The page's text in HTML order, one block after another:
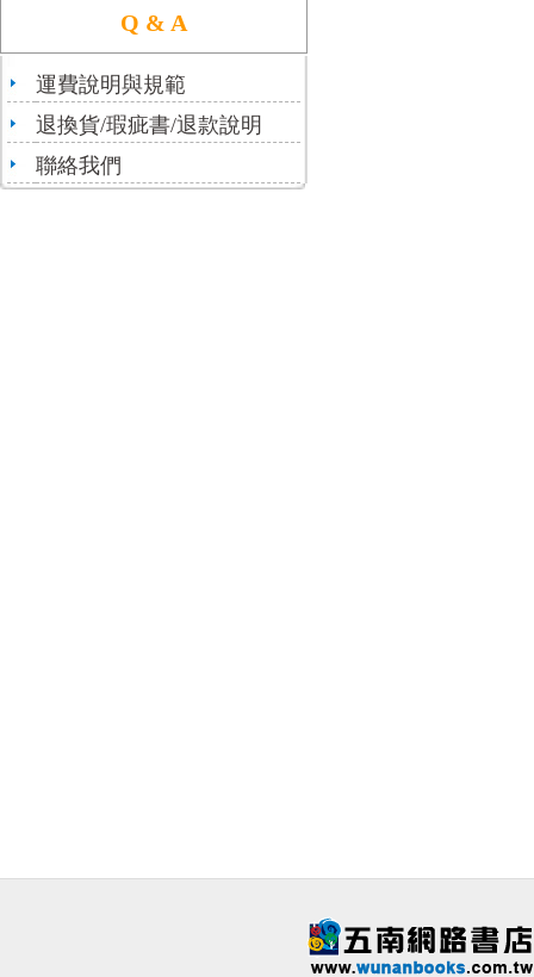
Q & A
運費說明與規範
退換貨/瑕疵書/退款說明
聯絡我們